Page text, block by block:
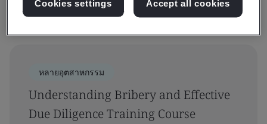
กำลังแสดง 1-1 จาก 1 ผลลัพธ์
หลายอุตสาหกรรม
Understanding Bribery and Effective
Due Diligence Training Course
Cookies settings Accept all cookies